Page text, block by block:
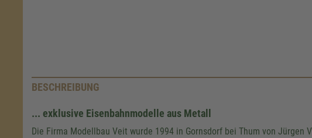
BESCHREIBUNG
... exklusive Eisenbahnmodelle aus Metall
Die Firma Modellbau Veit wurde 1994 in Gornsdorf bei Thum von Jürgen
sammeln. Bitte lesen Sie die
stimmen Sie der Nutzung des
diese Karte anzuzeigen.